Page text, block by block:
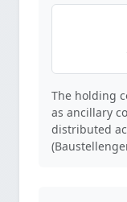
The holding
as ancillary
distributed